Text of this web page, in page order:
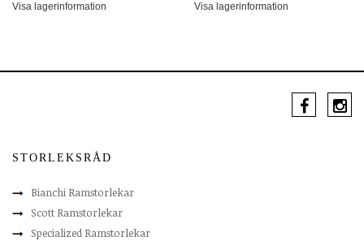
Visa lagerinformation Visa lagerinformation
STORLEKSRÅD
Bianchi Ramstorlekar
Scott Ramstorlekar
Specialized Ramstorlekar